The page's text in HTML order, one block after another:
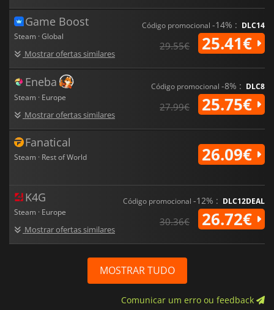
Game Boost
Steam · Global
Mostrar ofertas similares
Código promocional -14% : DLC14
29.55€ 25.41€
Eneba
Steam · Europe
Mostrar ofertas similares
Código promocional -8% : DLC8
27.99€ 25.75€
Fanatical
Steam · Rest of World 26.09€
K4G
Steam · Europe
Mostrar ofertas similares
Código promocional -12% : DLC12DEAL
30.36€ 26.72€
MOSTRAR TUDO
Comunicar um erro ou feedback